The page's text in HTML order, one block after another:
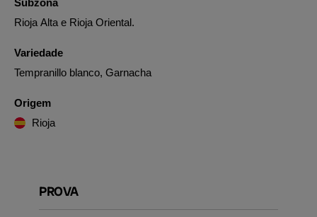
Subzona
Rioja Alta e Rioja Oriental.
Variedade
Tempranillo blanco, Garnacha
Origem
Rioja
PROVA